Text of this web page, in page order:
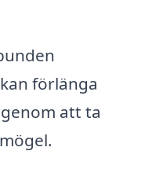
förlänga
att ta